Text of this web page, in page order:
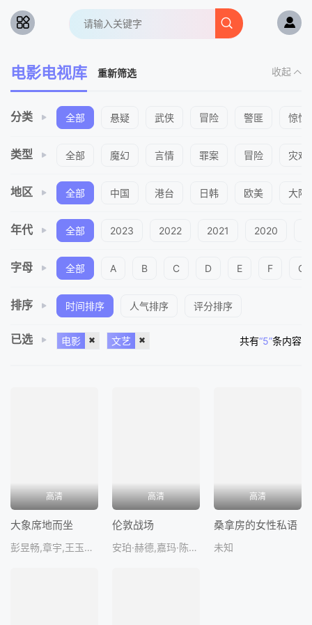
电影电视库 重新筛选 收起
分类 全部 悬疑 武侠 冒险 警匪 惊悚
类型 全部 魔幻 言情 罪案 冒险 灾难
地区 全部 中国 港台 日韩 欧美 大陆
年代 全部 2023 2022 2021 2020
字母 全部 A B C D E F G
排序 时间排序 人气排序 评分排序
已选 电影 文艺 共有“5”条内容
高清
大象席地而坐
彭昱畅,章宇,王玉雯,李丛喜,董向
高清
伦敦战场
安珀·赫德,嘉玛·陈,卡拉·迪瓦伊,杰米·亚历山大,詹森·艾萨
高清
桑拿房的女性私语
未知